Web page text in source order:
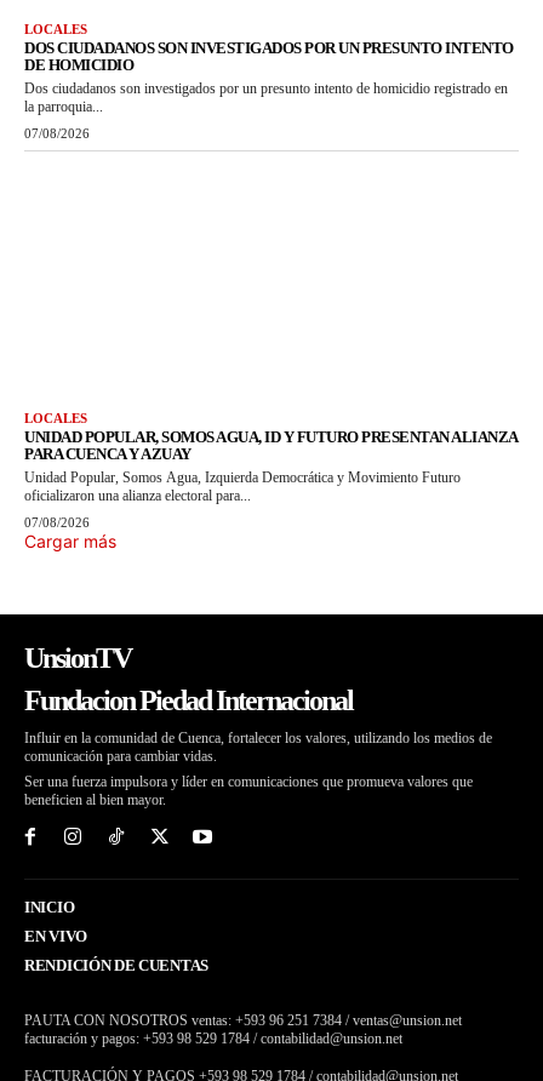
LOCALES
DOS CIUDADANOS SON INVESTIGADOS POR UN PRESUNTO INTENTO
DE HOMICIDIO
Dos ciudadanos son investigados por un presunto intento de homicidio registrado en
la parroquia...
07/08/2026
LOCALES
UNIDAD POPULAR, SOMOS AGUA, ID Y FUTURO PRESENTAN ALIANZA
PARA CUENCA Y AZUAY
Unidad Popular, Somos Agua, Izquierda Democrática y Movimiento Futuro
oficializaron una alianza electoral para...
07/08/2026
Cargar más
UnsionTV
Fundacion Piedad Internacional
Influir en la comunidad de Cuenca, fortalecer los valores, utilizando los medios de
comunicación para cambiar vidas.
Ser una fuerza impulsora y líder en comunicaciones que promueva valores que
beneficien al bien mayor.
INICIO
EN VIVO
RENDICIÓN DE CUENTAS
PAUTA CON NOSOTROS ventas: +593 96 251 7384 / ventas@unsion.net
facturación y pagos: +593 98 529 1784 / contabilidad@unsion.net
FACTURACIÓN Y PAGOS +593 98 529 1784 / contabilidad@unsion.net